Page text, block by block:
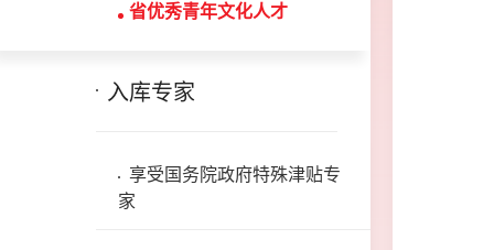
省优秀青年文化人才
入库专家
享受国务院政府特殊津贴专
家